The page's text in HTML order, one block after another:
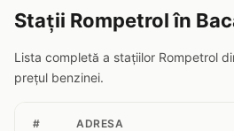
Stații Rompetrol în
Lista completă a stațiilor Rompetrol
prețul benzinei.
# ADRESA